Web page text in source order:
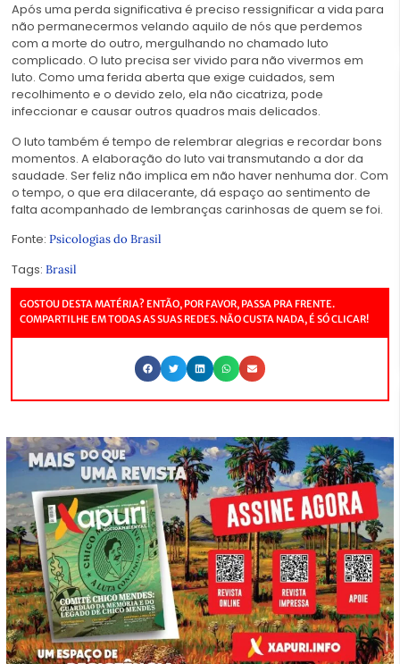
Após uma perda significativa é preciso ressignificar a vida para
não permanecermos velando aquilo de nós que perdemos
com a morte do outro, mergulhando no chamado luto
complicado. O luto precisa ser vivido para não vivermos em
luto. Como uma ferida aberta que exige cuidados, sem
recolhimento e o devido zelo, ela não cicatriza, pode
infeccionar e causar outros quadros mais delicados.
O luto também é tempo de relembrar alegrias e recordar bons
momentos. A elaboração do luto vai transmutando a dor da
saudade. Ser feliz não implica em não haver nenhuma dor. Com
o tempo, o que era dilacerante, dá espaço ao sentimento de
falta acompanhado de lembranças carinhosas de quem se foi.
Fonte: Psicologias do Brasil
Tags: Brasil
GOSTOU DESTA MATÉRIA? ENTÃO, POR FAVOR, PASSA PRA FRENTE.
COMPARTILHE EM TODAS AS SUAS REDES. NÃO CUSTA NADA, É SÓ CLICAR!